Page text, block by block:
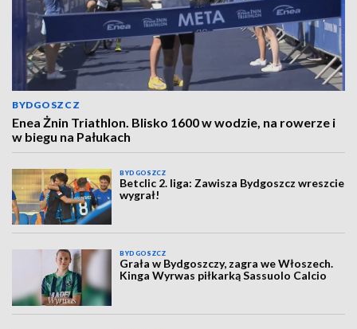
BYDGOSZCZ
Enea Żnin Triathlon. Blisko 1600 w wodzie, na rowerze i
w biegu na Pałukach
BYDGOSZCZ
Betclic 2. liga: Zawisza Bydgoszcz wreszcie
wygrał!
BYDGOSZCZ
Grała w Bydgoszczy, zagra we Włoszech.
Kinga Wyrwas piłkarką Sassuolo Calcio